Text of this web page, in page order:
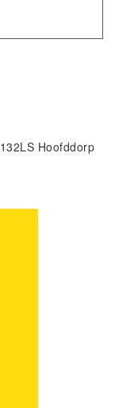
Hoofddorp